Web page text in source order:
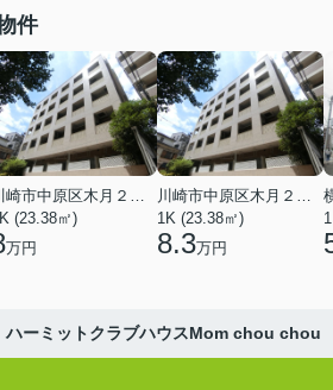
件
川崎市中原区木月２丁目
(23.38㎡)
万円
川崎市中原区木月２丁目
1K (23.38㎡)
8.3万円
ハーミットクラブハウスMom chou chou